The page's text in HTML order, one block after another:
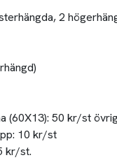
2
(60X13): 50 kr/st
10 kr/st
kr/st.